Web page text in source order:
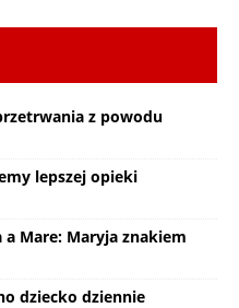
z powodu
lepszej opieki
a Mare: Maryja znakiem
dziecko dziennie